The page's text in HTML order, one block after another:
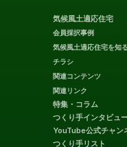
特集・コラム
つくり手インタビュ
YouTube公式チャン
つくり手リスト
気候風土適応住宅
会員採択事例
気候風土適応住宅を知る
チラシ
関連コンテンツ
関連リンク